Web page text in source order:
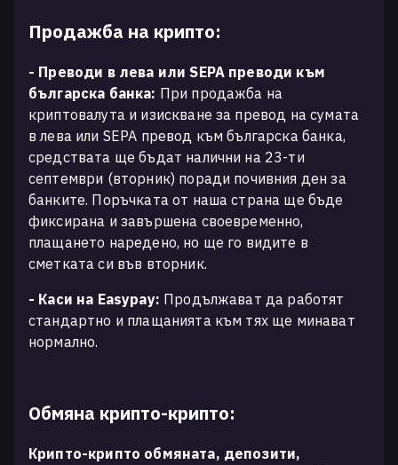
Продажба на крипто:
- Преводи в лева или SEPA преводи към
българска банка: При продажба на
криптовалута и изискване за превод на сумата
в лева или SEPA превод към българска банка,
средствата ще бъдат налични на 23-ти
септември (вторник) поради почивния ден за
банките. Поръчката от наша страна ще бъде
фиксирана и завършена своевременно,
плащането наредено, но ще го видите в
сметката си във вторник.
- Каси на Easypay: Продължават да работят
стандартно и плащанията към тях ще минават
нормално.
Обмяна крипто-крипто:
Крипто-крипто обмяната, депозити,